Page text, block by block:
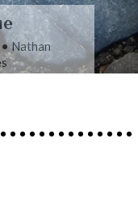
Nathan